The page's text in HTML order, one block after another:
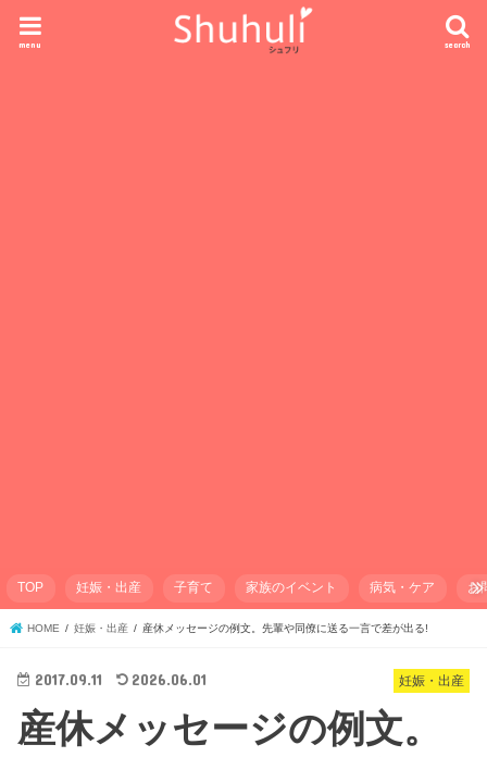
search
menu
TOP 妊娠・出産 子育て 家族のイベント 病気・ケア お
HOME 妊娠・出産 産休メッセージの例文。先輩や同僚に送る一言で差が出る!
妊娠・出産
2017.09.11 2026.06.01
産休メッセージの例文。